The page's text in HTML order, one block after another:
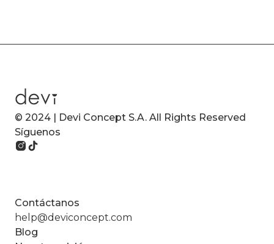
© 2024 | Devi Concept S.A. All Rights Reserved
Síguenos
Contáctanos
help@deviconcept.com
Blog